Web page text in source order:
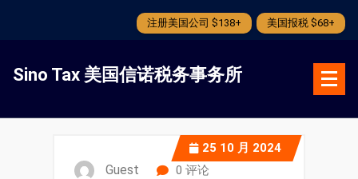
注册美国公司 $138+ 美国报税 $68+
Sino Tax 美国信诺税务事务所
25 10 月 2024
Guest 0 评论